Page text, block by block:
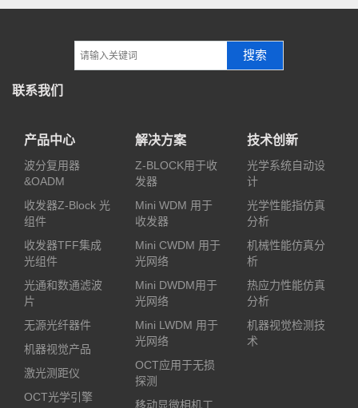
搜索
联系我们
产品中心
波分复用器
&OADM
收发器Z-Block 光
组件
收发器TFF集成
光组件
光通和数通滤波
片
无源光纤器件
机器视觉产品
激光测距仪
OCT光学引擎
解决方案
Z-BLOCK用于收
发器
Mini WDM 用于
收发器
Mini CWDM 用于
光网络
Mini DWDM用于
光网络
Mini LWDM 用于
光网络
OCT应用于无损
探测
移动显微相机工
技术创新
光学系统自动设
计
光学性能指仿真
分析
机械性能仿真分
析
热应力性能仿真
分析
机器视觉检测技
术